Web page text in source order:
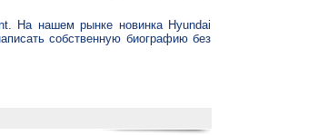
На нашем рынке новинка Hyundai
собственную биографию без